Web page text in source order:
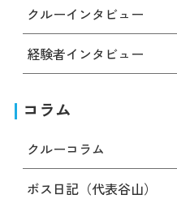
クルーインタビュー
経験者インタビュー
コラム
クルーコラム
ボス日記（代表谷山）